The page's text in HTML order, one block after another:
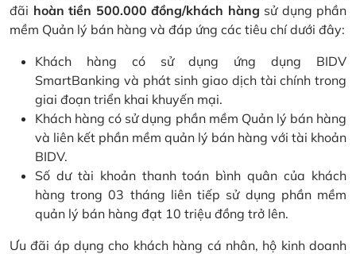
đãi hoàn tiền 500.000 đồng/khách hàng sử dụng phần
mềm Quản lý bán hàng và đáp ứng các tiêu chí dưới đây:
Khách hàng có sử dụng ứng dụng BIDV
SmartBanking và phát sinh giao dịch tài chính trong
giai đoạn triển khai khuyến mại.
Khách hàng có sử dụng phần mềm Quản lý bán hàng
và liên kết phần mềm quản lý bán hàng với tài khoản
BIDV.
Số dư tài khoản thanh toán bình quân của khách
hàng trong 03 tháng liên tiếp sử dụng phần mềm
quản lý bán hàng đạt 10 triệu đồng trở lên.
Ưu đãi áp dụng cho khách hàng cá nhân, hộ kinh doanh